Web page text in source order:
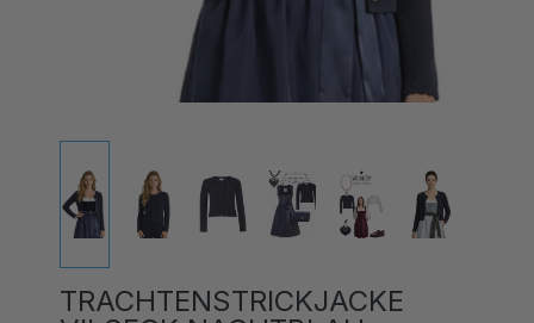
TRACHTENSTRICKJACKE
VILSECK NACHTBLAU